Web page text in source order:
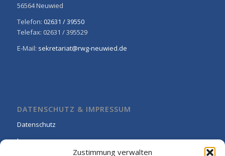
Zustimmung verwalten
56564 Neuwied
Telefon: 02631 / 39550
Telefax: 02631 / 395529
E-Mail: sekretariat@rwg-neuwied.de
DATENSCHUTZ & IMPRESSUM
Datenschutz
Impressum